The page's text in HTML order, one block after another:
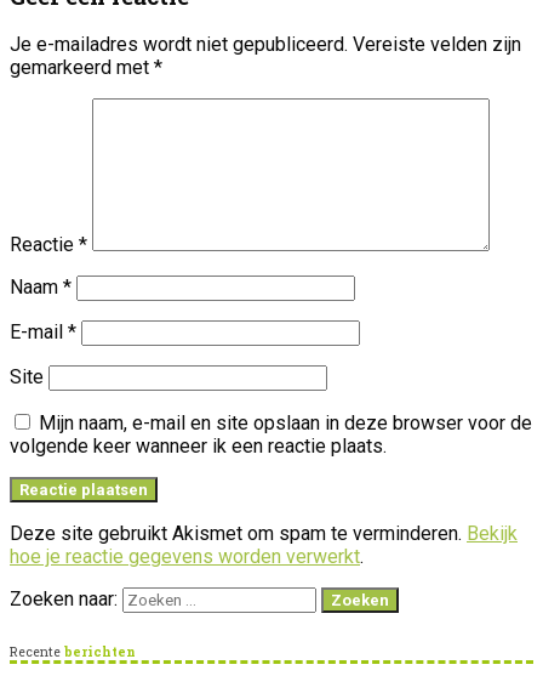
Je e-mailadres wordt niet gepubliceerd. Vereiste velden zijn
gemarkeerd met *
Reactie *
Naam *
E-mail *
Site
Mijn naam, e-mail en site opslaan in deze browser voor de
volgende keer wanneer ik een reactie plaats.
Deze site gebruikt Akismet om spam te verminderen. Bekijk
hoe je reactie gegevens worden verwerkt.
Zoeken naar:
Recente berichten